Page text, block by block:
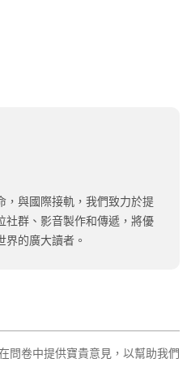
，與國際接軌，我們致力於提
社群、影音製作和傳遞，將優
界的廣大讀者。
問卷中提供寶貴意見，以幫助我們